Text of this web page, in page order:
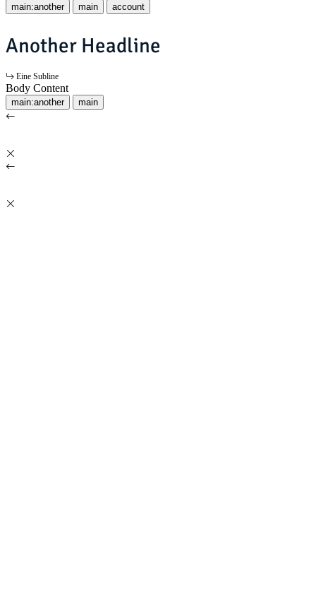
main:another main account
Another Headline
Eine Subline
Body Content
main:another main